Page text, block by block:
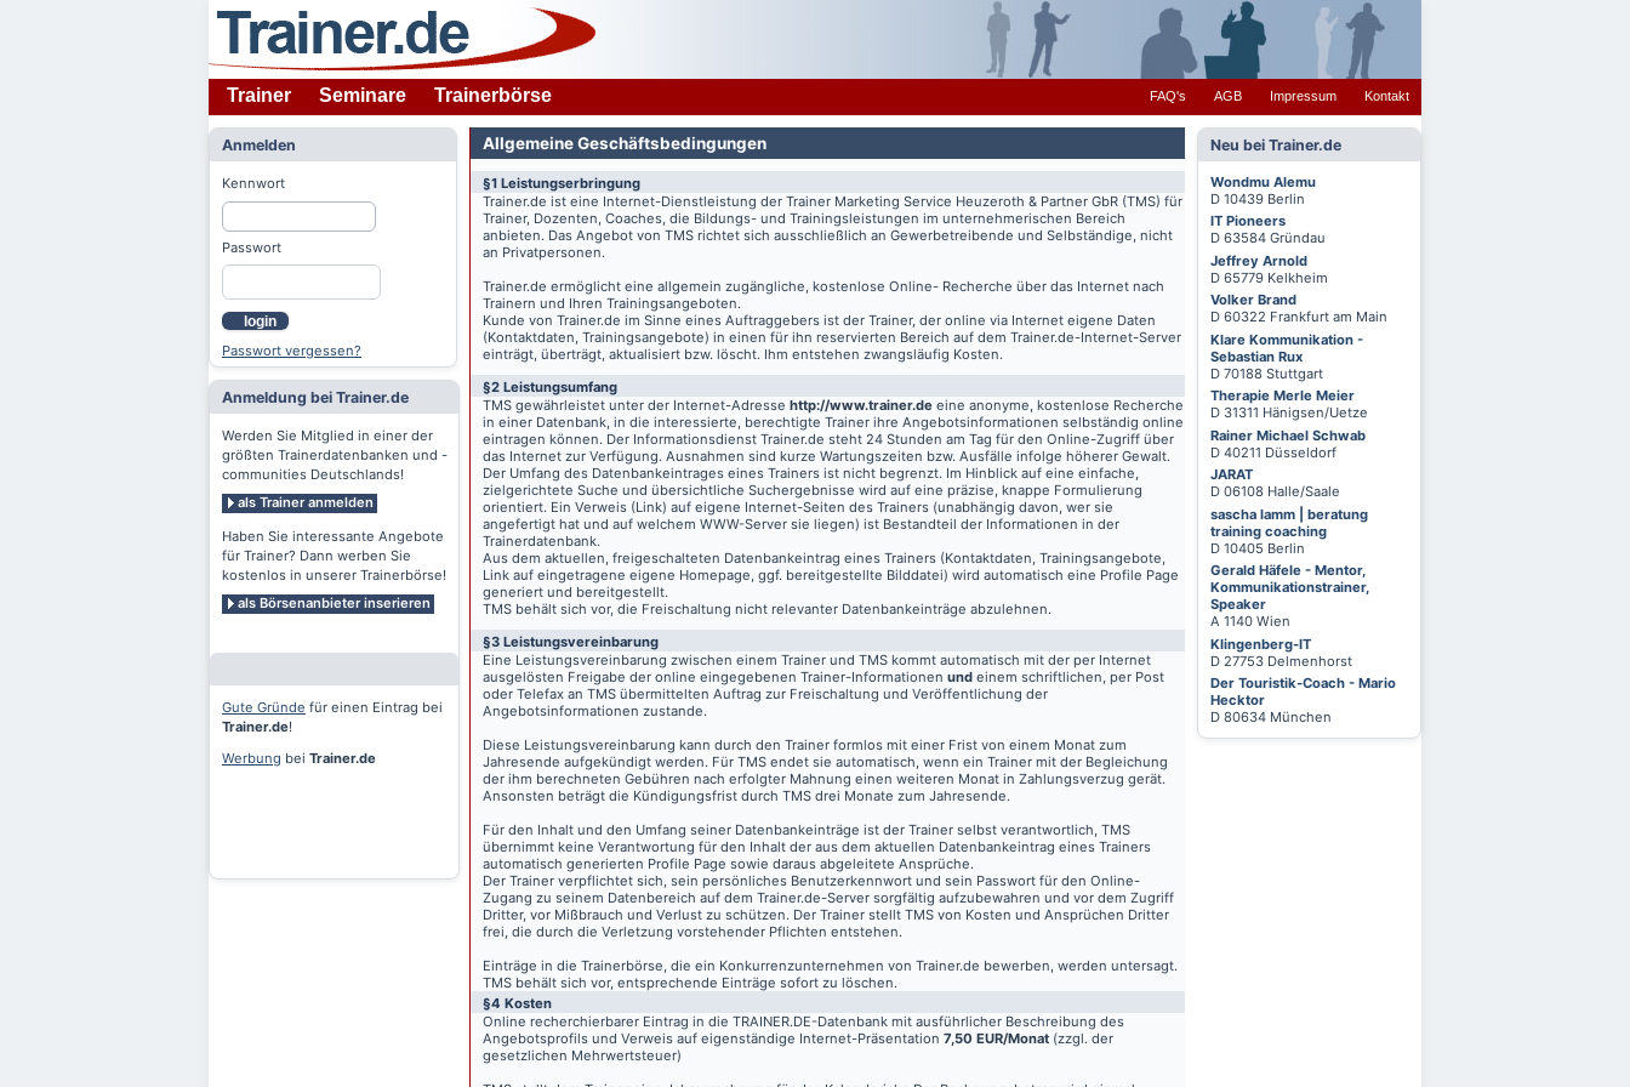
Trainer Seminare Trainerbörse FAQ's AGB Impressum Kontakt
Anmelden
Kennwort
Passwort
login
Passwort vergessen?
Anmeldung bei Trainer.de
Werden Sie Mitglied in einer der
größten Trainerdatenbanken und -
communities Deutschlands!
als Trainer anmelden
Haben Sie interessante Angebote
für Trainer? Dann werben Sie
kostenlos in unserer Trainerbörse!
als Börsenanbieter inserieren
Gute Gründe für einen Eintrag bei
Trainer.de!
Werbung bei Trainer.de
Neu bei Trainer.de
Wondmu Alemu
D 10439 Berlin
IT Pioneers
D 63584 Gründau
Jeffrey Arnold
D 65779 Kelkheim
Volker Brand
D 60322 Frankfurt am Main
Klare Kommunikation -
Sebastian Rux
D 70188 Stuttgart
Therapie Merle Meier
D 31311 Hänigsen/Uetze
Rainer Michael Schwab
D 40211 Düsseldorf
JARAT
D 06108 Halle/Saale
sascha lamm | beratung
training coaching
D 10405 Berlin
Gerald Häfele - Mentor,
Kommunikationstrainer,
Speaker
A 1140 Wien
Klingenberg-IT
D 27753 Delmenhorst
Der Touristik-Coach - Mario
Hecktor
D 80634 München
Allgemeine Geschäftsbedingungen
§1 Leistungserbringung
Trainer.de ist eine Internet-Dienstleistung der Trainer Marketing Service Heuzeroth & Partner GbR (TMS) für
Trainer, Dozenten, Coaches, die Bildungs- und Trainingsleistungen im unternehmerischen Bereich
anbieten. Das Angebot von TMS richtet sich ausschließlich an Gewerbetreibende und Selbständige, nicht
an Privatpersonen.
Trainer.de ermöglicht eine allgemein zugängliche, kostenlose Online- Recherche über das Internet nach
Trainern und Ihren Trainingsangeboten.
Kunde von Trainer.de im Sinne eines Auftraggebers ist der Trainer, der online via Internet eigene Daten
(Kontaktdaten, Trainingsangebote) in einen für ihn reservierten Bereich auf dem Trainer.de-Internet-Server
einträgt, überträgt, aktualisiert bzw. löscht. Ihm entstehen zwangsläufig Kosten.
§2 Leistungsumfang
TMS gewährleistet unter der Internet-Adresse http://www.trainer.de eine anonyme, kostenlose Recherche
in einer Datenbank, in die interessierte, berechtigte Trainer ihre Angebotsinformationen selbständig online
eintragen können. Der Informationsdienst Trainer.de steht 24 Stunden am Tag für den Online-Zugriff über
das Internet zur Verfügung. Ausnahmen sind kurze Wartungszeiten bzw. Ausfälle infolge höherer Gewalt.
Der Umfang des Datenbankeintrages eines Trainers ist nicht begrenzt. Im Hinblick auf eine einfache,
zielgerichtete Suche und übersichtliche Suchergebnisse wird auf eine präzise, knappe Formulierung
orientiert. Ein Verweis (Link) auf eigene Internet-Seiten des Trainers (unabhängig davon, wer sie
angefertigt hat und auf welchem WWW-Server sie liegen) ist Bestandteil der Informationen in der
Trainerdatenbank.
Aus dem aktuellen, freigeschalteten Datenbankeintrag eines Trainers (Kontaktdaten, Trainingsangebote,
Link auf eingetragene eigene Homepage, ggf. bereitgestellte Bilddatei) wird automatisch eine Profile Page
generiert und bereitgestellt.
TMS behält sich vor, die Freischaltung nicht relevanter Datenbankeinträge abzulehnen.
§3 Leistungsvereinbarung
Eine Leistungsvereinbarung zwischen einem Trainer und TMS kommt automatisch mit der per Internet
ausgelösten Freigabe der online eingegebenen Trainer-Informationen und einem schriftlichen, per Post
oder Telefax an TMS übermittelten Auftrag zur Freischaltung und Veröffentlichung der
Angebotsinformationen zustande.
Diese Leistungsvereinbarung kann durch den Trainer formlos mit einer Frist von einem Monat zum
Jahresende aufgekündigt werden. Für TMS endet sie automatisch, wenn ein Trainer mit der Begleichung
der ihm berechneten Gebühren nach erfolgter Mahnung einen weiteren Monat in Zahlungsverzug gerät.
Ansonsten beträgt die Kündigungsfrist durch TMS drei Monate zum Jahresende.
Für den Inhalt und den Umfang seiner Datenbankeinträge ist der Trainer selbst verantwortlich, TMS
übernimmt keine Verantwortung für den Inhalt der aus dem aktuellen Datenbankeintrag eines Trainers
automatisch generierten Profile Page sowie daraus abgeleitete Ansprüche.
Der Trainer verpflichtet sich, sein persönliches Benutzerkennwort und sein Passwort für den Online-
Zugang zu seinem Datenbereich auf dem Trainer.de-Server sorgfältig aufzubewahren und vor dem Zugriff
Dritter, vor Mißbrauch und Verlust zu schützen. Der Trainer stellt TMS von Kosten und Ansprüchen Dritter
frei, die durch die Verletzung vorstehender Pflichten entstehen.
Einträge in die Trainerbörse, die ein Konkurrenzunternehmen von Trainer.de bewerben, werden untersagt.
TMS behält sich vor, entsprechende Einträge sofort zu löschen.
§4 Kosten
Online recherchierbarer Eintrag in die TRAINER.DE-Datenbank mit ausführlicher Beschreibung des
Angebotsprofils und Verweis auf eigenständige Internet-Präsentation 7,50 EUR/Monat (zzgl. der
gesetzlichen Mehrwertsteuer)